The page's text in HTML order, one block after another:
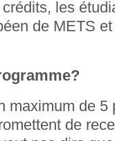
les
de METS
maximum de 5
de